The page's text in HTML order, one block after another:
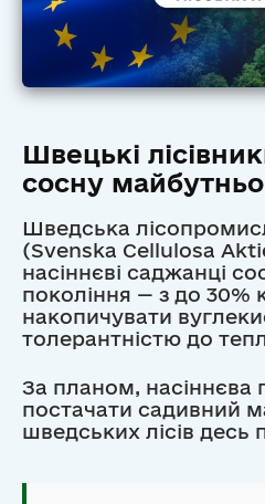
Швецькі
сосну
Шведська
(Svenska Cellulosa
насіннєві саджанці
покоління — з до 30%
накопичувати
толерантністю до
За планом, насіннєва
постачати садивний
шведських лісів десь